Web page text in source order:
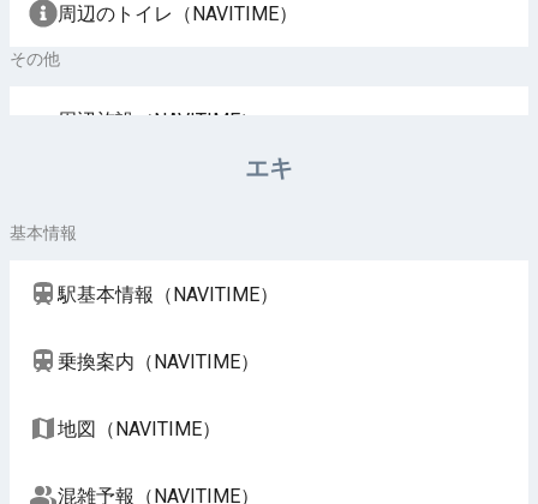
周辺のトイレ（NAVITIME）
その他
周辺施設（NAVITIME）
エキ
基本情報
駅基本情報（NAVITIME）
乗換案内（NAVITIME）
地図（NAVITIME）
混雑予報（NAVITIME）